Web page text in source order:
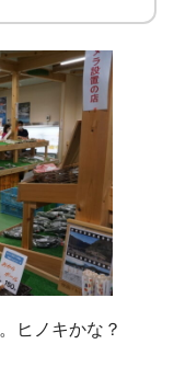
ヒノキかな？